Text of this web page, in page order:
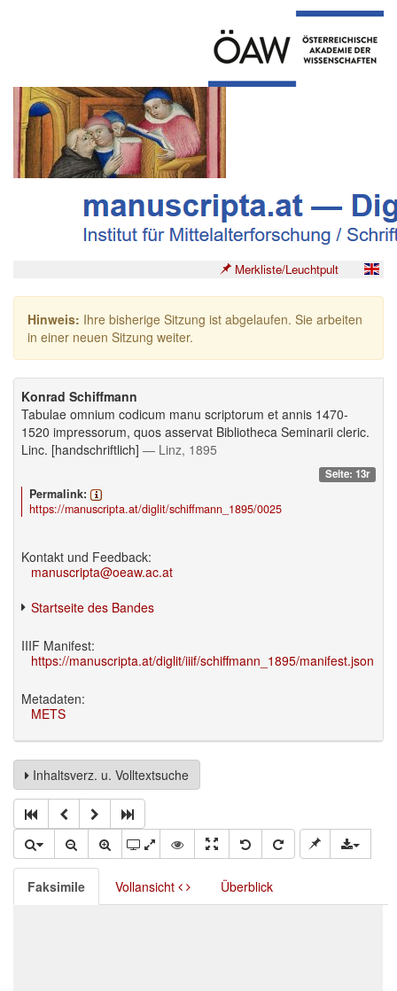
Merkliste/Leuchtpult
Hinweis: Ihre bisherige Sitzung ist abgelaufen. Sie arbeiten
in einer neuen Sitzung weiter.
Konrad Schiffmann
Tabulae omnium codicum manu scriptorum et annis 1470-
1520 impressorum, quos asservat Bibliotheca Seminarii cleric.
Linc. [handschriftlich] — Linz, 1895
Seite: 13r
Permalink:
https://manuscripta.at/diglit/schiffmann_1895/0025
Kontakt und Feedback:
manuscripta@oeaw.ac.at
Startseite des Bandes
IIIF Manifest:
https://manuscripta.at/diglit/iiif/schiffmann_1895/manifest.json
Metadaten:
METS
Inhaltsverz. u. Volltextsuche
Faksimile Vollansicht Überblick